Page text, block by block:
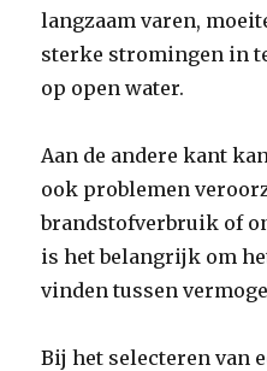
langzaam varen,
sterke stromingen in
op open water.
Aan de andere kant
ook problemen
brandstofverbruik of
is het belangrijk om
vinden tussen
Bij het selecteren van